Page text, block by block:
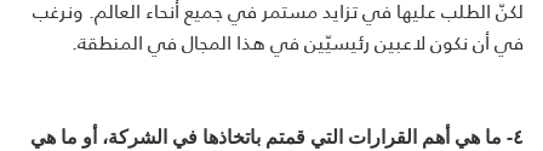
لكنّ الطلب عليها في تزايد مستمر في جميع أنحاء العالم. ونرغب
في أن نكون لاعبين رئيسيّين في هذا المجال في المنطقة.
٤- ما هي أهم القرارات التي قمتم باتخاذها في الشركة، أو ما هي